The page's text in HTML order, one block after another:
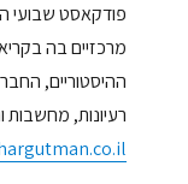
פודקאסט שבועי
מרכזיים בה
ההיסטוריים,
רעיונות,